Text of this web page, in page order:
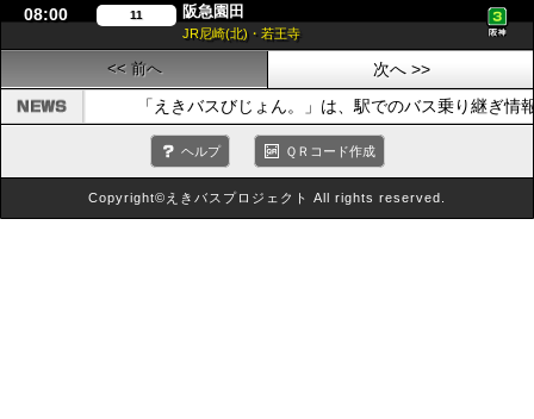
08:00 11 阪急園田
JR尼崎(北)・若王寺
<< 前へ
次へ >>
「えきバスびじょん。」は、駅でのバス乗り継ぎ
ヘルプ ＱＲコード作成
Copyright©えきバスプロジェクト All rights reserved.